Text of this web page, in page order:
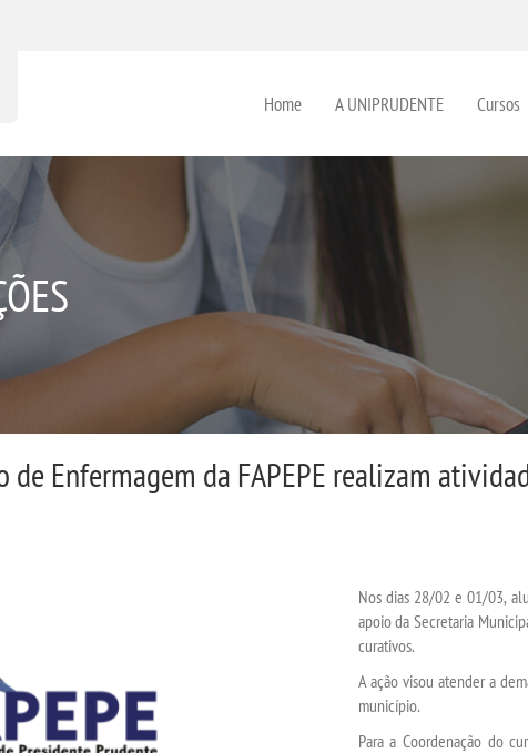
Home A UNIPRUDENTE Cursos
de Enfermagem da FAPEPE realizam
Nos dias 28/02 e 01/03,
apoio da Secretaria
curativos.
A ação visou atender a
município.
Para a Coordenação do